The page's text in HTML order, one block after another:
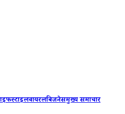
वायरलबिजनेसमुख्य समाचार